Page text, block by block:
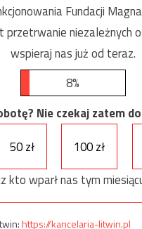
Fundacji
niezależnych
wspieraj nas już od teraz.
8%
Nie czekaj zatem
50 zł 100 zł
kto wparł nas tym
https://kancelaria-litwin.pl